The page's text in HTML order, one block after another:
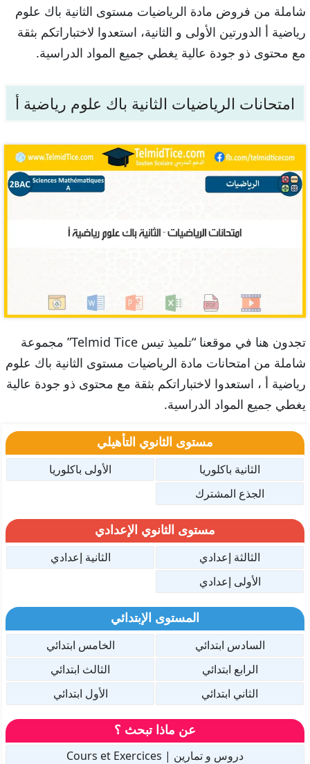
شاملة من فروض مادة الرياضيات مستوى الثانية باك علوم
رياضية أ الدورتين الأولى و الثانية، استعدوا لاختباراتكم بثقة
مع محتوى ذو جودة عالية يغطي جميع المواد الدراسية.
امتحانات الرياضيات الثانية باك علوم رياضية أ
تجدون هنا في موقعنا “تلميذ تيس Telmid Tice” مجموعة
شاملة من امتحانات مادة الرياضيات مستوى الثانية باك علوم
رياضية أ ، استعدوا لاختباراتكم بثقة مع محتوى ذو جودة عالية
يغطي جميع المواد الدراسية.
مستوى الثانوي التأهيلي
الثانية باكلوريا
الأولى باكلوريا
الجذع المشترك
مستوى الثانوي الإعدادي
الثالثة إعدادي
الثانية إعدادي
الأولى إعدادي
المستوى الإبتدائي
السادس ابتدائي
الخامس ابتدائي
الرابع ابتدائي
الثالث ابتدائي
الثاني ابتدائي
الأول ابتدائي
عن ماذا تبحث ؟
دروس و تمارين | Cours et Exercices